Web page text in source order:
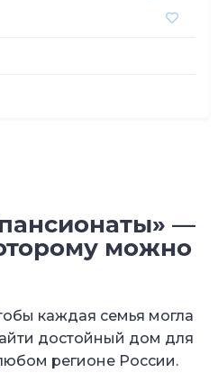
—
можно
каждая семья могла
достойный дом для
регионе России.